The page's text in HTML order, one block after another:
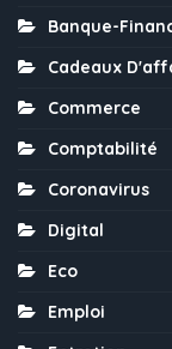
Banque-
Cadeaux
Commerce
Comptabilité
Coronavirus
Digital
Eco
Emploi